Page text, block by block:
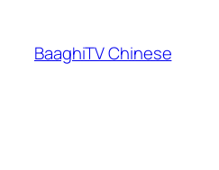
content
BaaghiTV Chinese